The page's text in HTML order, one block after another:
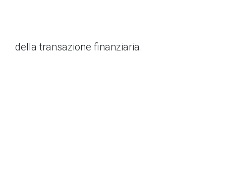
della transazione finanziaria.